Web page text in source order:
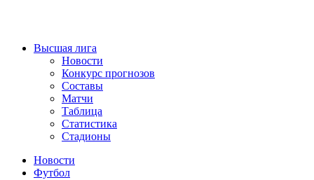
Высшая лига
Новости
Конкурс прогнозов
Составы
Матчи
Таблица
Статистика
Стадионы
Новости
Футбол